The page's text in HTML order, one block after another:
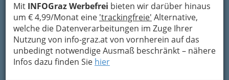
Mit INFOGraz Werbefrei bieten wir darüber hinaus
um € 4,99/Monat eine 'trackingfreie' Alternative,
welche die Datenverarbeitungen im Zuge Ihrer
Nutzung von info-graz.at von vornherein auf das
unbedingt notwendige Ausmaß beschränkt – nähere
Infos dazu finden Sie hier
Hobby Fun Spass
Reitvereine